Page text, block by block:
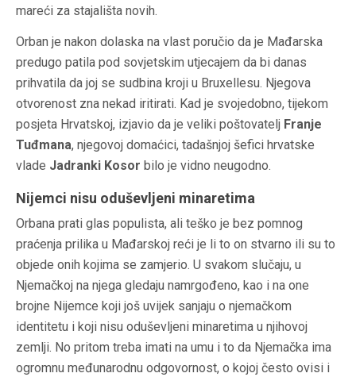
mareći za stajališta novih.
Orban je nakon dolaska na vlast poručio da je Mađarska
predugo patila pod sovjetskim utjecajem da bi danas
prihvatila da joj se sudbina kroji u Bruxellesu. Njegova
otvorenost zna nekad iritirati. Kad je svojedobno, tijekom
posjeta Hrvatskoj, izjavio da je veliki poštovatelj Franje
Tuđmana, njegovoj domaćici, tadašnjoj šefici hrvatske
vlade Jadranki Kosor bilo je vidno neugodno.
Nijemci nisu oduševljeni minaretima
Orbana prati glas populista, ali teško je bez pomnog
praćenja prilika u Mađarskoj reći je li to on stvarno ili su to
objede onih kojima se zamjerio. U svakom slučaju, u
Njemačkoj na njega gledaju namrgođeno, kao i na one
brojne Nijemce koji još uvijek sanjaju o njemačkom
identitetu i koji nisu oduševljeni minaretima u njihovoj
zemlji. No pritom treba imati na umu i to da Njemačka ima
ogromnu međunarodnu odgovornost, o kojoj često ovisi i